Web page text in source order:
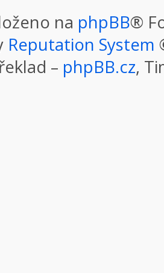
na phpBB®
Reputation System
– phpBB.cz,